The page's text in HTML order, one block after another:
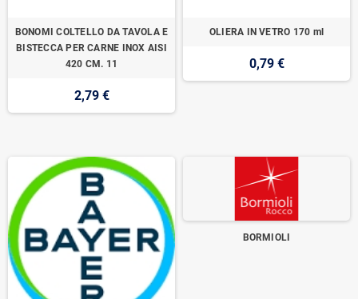
BONOMI COLTELLO DA TAVOLA E
BISTECCA PER CARNE INOX AISI
420 CM. 11
2,79 €
OLIERA IN VETRO 170 ml
0,79 €
BORMIOLI